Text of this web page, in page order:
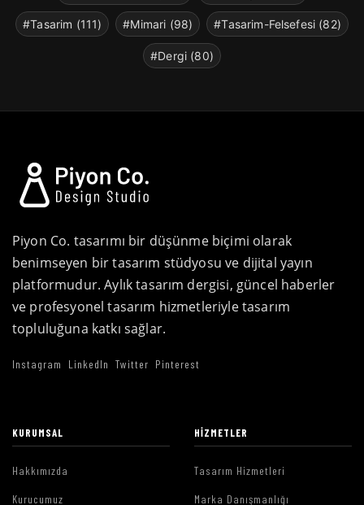
#Tasarim (111) #Mimari (98) #Tasarim-Felsefesi (82)
#Dergi (80)
Piyon Co. tasarımı bir düşünme biçimi olarak
benimseyen bir tasarım stüdyosu ve dijital yayın
platformudur. Aylık tasarım dergisi, güncel haberler
ve profesyonel tasarım hizmetleriyle tasarım
topluluğuna katkı sağlar.
Instagram LinkedIn Twitter Pinterest
KURUMSAL
Hakkımızda
Kurucumuz
HIZMETLER
Tasarım Hizmetleri
Marka Danışmanlığı